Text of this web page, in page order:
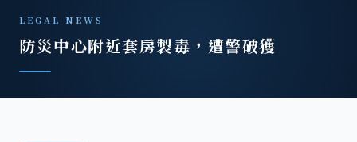
LEGAL NEWS
防災中心附近套房製毒，遭警破獲